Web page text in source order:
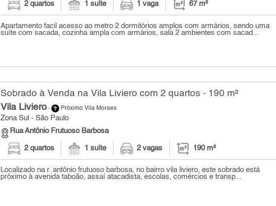
2 quartos 1 suíte 1 vaga 67 m²
Apartamento facil acesso ao metro 2 dormitórios amplos com armários, sendo uma
suíte com sacada, cozinha ampla com armários, sala 2 ambientes com sacad...
Sobrado à Venda na Vila Liviero com 2 quartos - 190 m²
Vila Liviero- Próximo Vila Moraes
Zona Sul - São Paulo
Rua Antônio Frutuoso Barbosa
2 quartos 1 suíte 2 vagas 190 m²
Localizado na r. antônio frutuoso barbosa, no bairro vila liviero, este sobrado está
próximo à avenida taboão, assaí atacadista, escolas, comércios e transp...